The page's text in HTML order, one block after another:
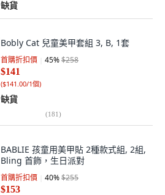
缺貨
Bobly Cat 兒童美甲套組 3, B, 1套
首購折扣價 45%$258
$141
($141.00/1個)
缺貨
(181)
BABLIE 孩童用美甲貼 2種款式組, 2組,
Bling 首飾，生日派對
首購折扣價 40%$255
$153